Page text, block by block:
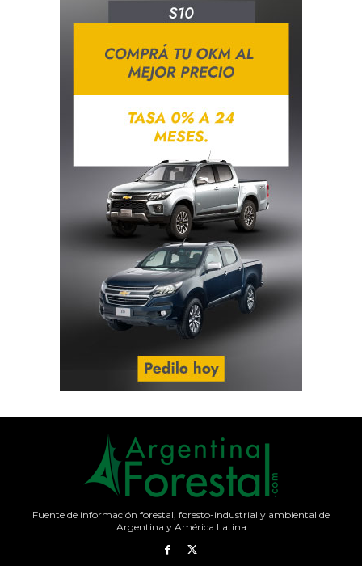
Fuente de información forestal, foresto-industrial y ambiental de
Argentina y América Latina